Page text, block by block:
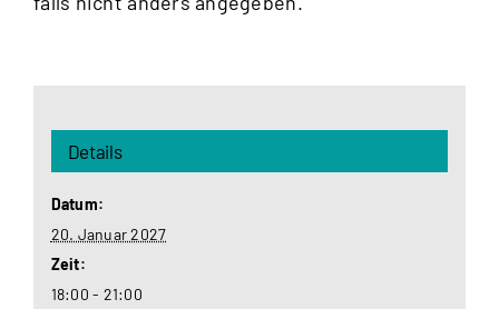
Details
Datum:
20. Januar 2027
Zeit:
18:00 - 21:00